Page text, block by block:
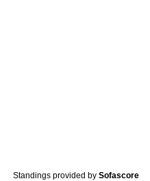
Standings provided by Sofascore